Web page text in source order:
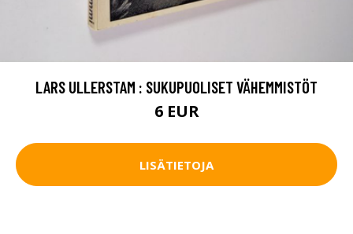
LARS ULLERSTAM : SUKUPUOLISET VÄHEMMISTÖT
6 EUR
LISÄTIETOJA